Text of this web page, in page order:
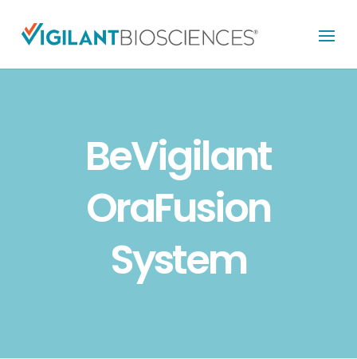
BeVigilant
OraFusion
System